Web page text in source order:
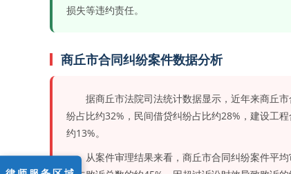
损失等违约责任。
商丘市合同纠纷案件数据分析
据商丘市法院司法统计数据显示，近年来商丘
纷占比约32%，民间借贷纠纷占比约28%，建设工
约13%。
从案件审理结果来看，商丘市合同纠纷案件平